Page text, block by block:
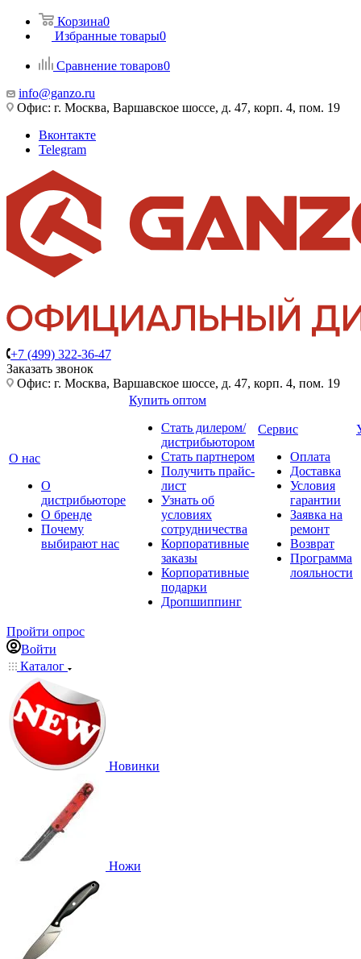
Корзина0
Избранные товары0
Сравнение товаров0
info@ganzo.ru
Офис: г. Москва, Варшавское шоссе, д. 47, корп. 4, пом. 19
Вконтакте
Telegram
+7 (499) 322-36-47
Заказать звонок
Офис: г. Москва, Варшавское шоссе, д. 47, корп. 4, пом. 19
О нас
О
дистрибьюторе
О бренде
Почему
выбирают нас
Купить оптом
Стать дилером/
дистрибьютором
Стать партнером
Получить прайс-
лист
Узнать об
условиях
сотрудничества
Корпоративные
заказы
Корпоративные
подарки
Дропшиппинг
Сервис
Оплата
Доставка
Условия
гарантии
Заявка на
ремонт
Возврат
Программа
лояльности
Пройти опрос
Войти
Каталог
Новинки
Ножи